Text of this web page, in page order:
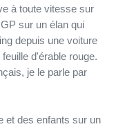
à toute vitesse sur
sur un élan qui
depuis une voiture
d'érable rouge.
je le parle par
et des enfants sur un